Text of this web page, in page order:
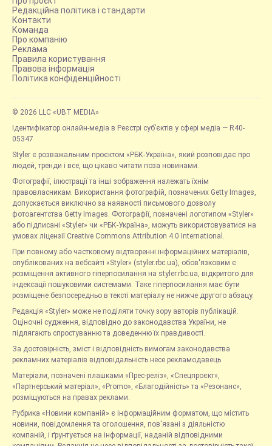
Редакційна політика і стандарти
Контакти
Команда
Про компанію
Реклама
Правила користування
Правова інформація
Політика конфіденційності
© 2026 LLC «UBT MEDIA»
Ідентифікатор онлайн-медіа в Реєстрі суб’єктів у сфері медіа — R40-
05347
Styler є розважальним проєктом «РБК-Україна», який розповідає про
людей, тренди і все, що цікаво читати поза новинами.
Фотографії, ілюстрації та інші зображення належать їхнім
правовласникам. Використання фотографій, позначених Getty Images,
допускається виключно за наявності письмового дозволу
фотоагентства Getty Images. Фотографії, позначені логотипом «Styler»
або підписані «Styler» чи «РБК-Україна», можуть використовуватися на
умовах ліцензії Creative Commons Attribution 4.0 International.
При повному або частковому відтворенні інформаційних матеріалів,
опублікованих на вебсайті «Styler» (styler.rbc.ua), обов'язковим є
розміщення активного гіперпосилання на styler.rbc.ua, відкритого для
індексації пошуковими системами. Таке гіперпосилання має бути
розміщене безпосередньо в тексті матеріалу не нижче другого абзацу.
Редакція «Styler» може не поділяти точку зору авторів публікацій.
Оціночні судження, відповідно до законодавства України, не
підлягають спростуванню та доведенню їх правдивості.
За достовірність, зміст і відповідність вимогам законодавства
рекламних матеріалів відповідальність несе рекламодавець.
Матеріали, позначені плашками «Прес-реліз», «Спецпроєкт»,
«Партнерський матеріал», «Promo», «Благодійність» та «Резонанс»,
розміщуються на правах реклами.
Рубрика «Новини компаній» є інформаційним форматом, що містить
новини, повідомлення та оголошення, пов'язані з діяльністю
компаній, і ґрунтується на інформації, наданій відповідними